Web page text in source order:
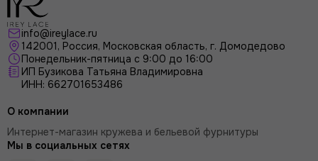
info@ireylace.ru
142001, Россия, Московская область, г. Домодедово
Понедельник-пятница с 9:00 до 16:00
ИП Бузикова Татьяна Владимировна
ИНН: 662701653486
О компании
Интернет-магазин кружева и бельевой фурнитуры
Мы в социальных сетях